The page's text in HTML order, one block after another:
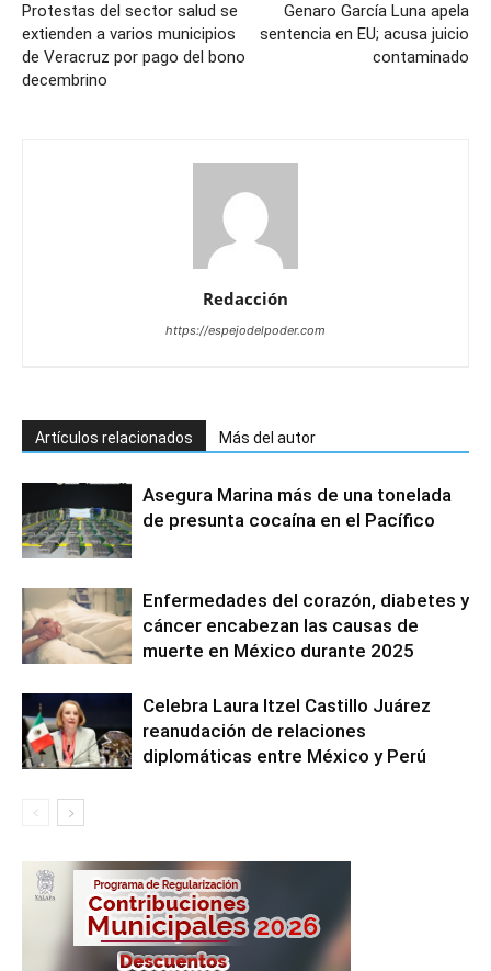
Protestas del sector salud se
extienden a varios municipios
de Veracruz por pago del bono
decembrino
Genaro García Luna apela
sentencia en EU; acusa juicio
contaminado
Redacción
https://espejodelpoder.com
Artículos relacionados Más del autor
Asegura Marina más de una tonelada
de presunta cocaína en el Pacífico
Enfermedades del corazón, diabetes y
cáncer encabezan las causas de
muerte en México durante 2025
Celebra Laura Itzel Castillo Juárez
reanudación de relaciones
diplomáticas entre México y Perú